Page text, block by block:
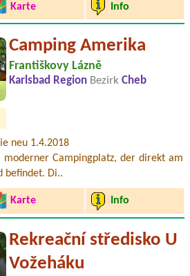
Karte Info
Camping Amerika
Františkovy Lázně
Karlsbad Region Bezirk Cheb
neu 1.4.2018
Campingplatz, der direkt am
befindet. Di..
Karte Info
Rekreační středisko U
Vožeháku